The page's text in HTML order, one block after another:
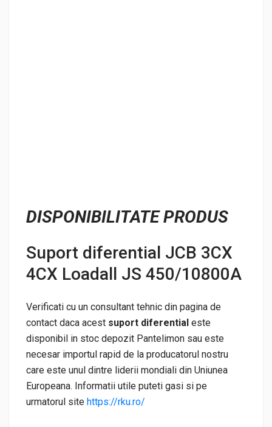
DISPONIBILITATE PRODUS
Suport diferential JCB 3CX
4CX Loadall JS 450/10800A
Verificati cu un consultant tehnic din pagina de
contact daca acest suport diferential este
disponibil in stoc depozit Pantelimon sau este
necesar importul rapid de la producatorul nostru
care este unul dintre liderii mondiali din Uniunea
Europeana. Informatii utile puteti gasi si pe
urmatorul site https://rku.ro/